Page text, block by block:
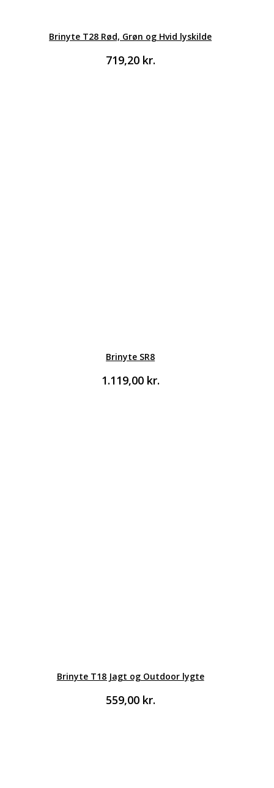
Brinyte T28 Rød, Grøn og Hvid lyskilde
719,20 kr.
Brinyte SR8
1.119,00 kr.
Brinyte T18 Jagt og Outdoor lygte
559,00 kr.